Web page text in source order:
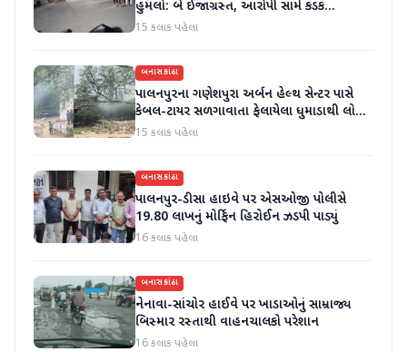
હુમલો: બે ઈજાગ્રસ્ત, આરોપી સામે કડક
કાર્યવાહીની માંગ
15 કલાક પહેલા
બનાસકાંઠા
પાલનપુરના ગણેશપુરા અર્બન હેલ્થ સેન્ટર પાસે
કેબલ-ટાયર સળગાવાતા ફેલાયેલા ધુમાડાથી લોકો
પરેશાન
15 કલાક પહેલા
બનાસકાંઠા
પાલનપુર-ડીસા હાઇવે પર એસઓજી પોલીસે
19.80 લાખનું મોર્ફિન હિરોઈન ઝડપી પાડ્યું
16 કલાક પહેલા
બનાસકાંઠા
નેનાવા-સાંચોર હાઈવે પર ખાડાઓનું સામ્રાજ્ય
બિસ્માર રસ્તાથી વાહનચાલકો પરેશાન
16 કલાક પહેલા